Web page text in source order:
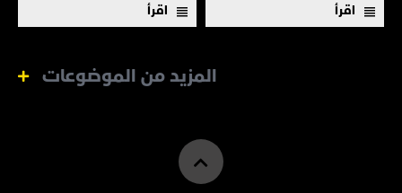
اقرأ اقرأ
المزيد من الموضوعات